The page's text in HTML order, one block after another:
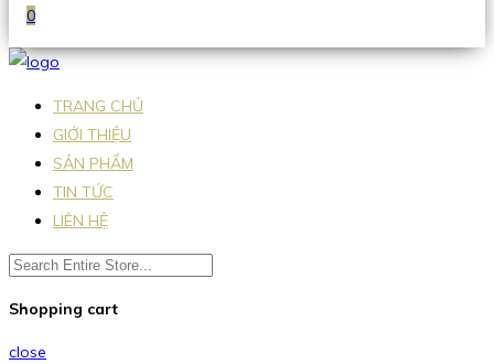
0
TRANG CHỦ
GIỚI THIỆU
SẢN PHẨM
TIN TỨC
LIÊN HỆ
Shopping cart
close